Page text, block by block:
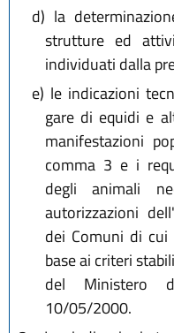
d) la
strutture ed
individuati dalla
e) le indicazioni
gare di equidi e
manifestazioni
comma 3 e i
degli animali
autorizzazioni
dei Comuni di
base ai criteri
del Ministero
10/05/2000.